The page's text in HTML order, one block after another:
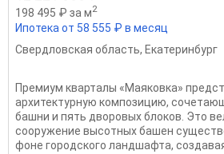
198 495 ₽ за м2
Ипотека от 58 555 ₽ в месяц
Свердловская область, Екатеринбург
Премиум кварталы «Маяковка»
архитектурную композицию,
башни и пять дворовых блоков. Это
сооружение высотных башен
фоне городского ландшафта,